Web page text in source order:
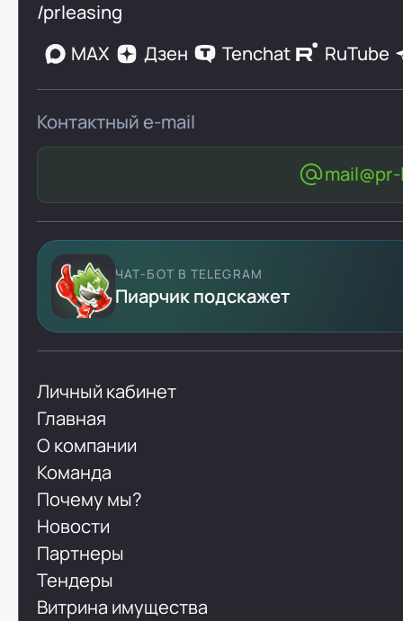
/prleasing
MAX
Дзен Tenchat RuTube
Контактный e-mail
ЧАТ-БОТ В TELEGRAM
Пиарчик подскажет
Личный кабинет
Главная
О компании
Команда
Почему мы?
Новости
Партнеры
Тендеры
Витрина имущества